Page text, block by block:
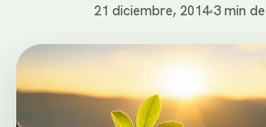
21 diciembre, 2014•3 min